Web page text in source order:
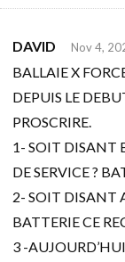
DAVID Nov 4,
BALLAIE X
DEPUIS LE
PROSCRIRE.
1- SOIT DISANT
DE SERVICE ?
2- SOIT DISANT
BATTERIE CE
3 -